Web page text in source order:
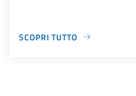
SCOPRI TUTTO